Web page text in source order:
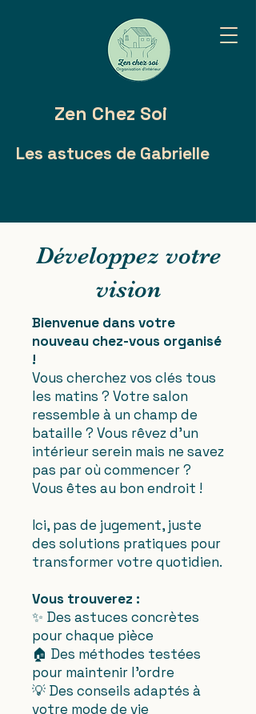
Zen Chez Soi
Les astuces de Gabrielle
Développez votre
vision
Bienvenue dans votre
nouveau chez-vous organisé
!
Vous cherchez vos clés tous
les matins ? Votre salon
ressemble à un champ de
bataille ? Vous rêvez d'un
intérieur serein mais ne savez
pas par où commencer ?
Vous êtes au bon endroit !
Ici, pas de jugement, juste
des solutions pratiques pour
transformer votre quotidien.
Vous trouverez :
✨ Des astuces concrètes
pour chaque pièce
🏠 Des méthodes testées
pour maintenir l'ordre
💡 Des conseils adaptés à
votre mode de vie